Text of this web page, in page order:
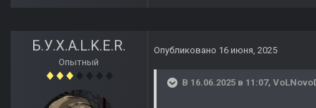
Б.У.Х.А.L.K.E.R.
Опытный
Опубликовано 16 июня, 2025
В 16.06.2025 в 11:07,